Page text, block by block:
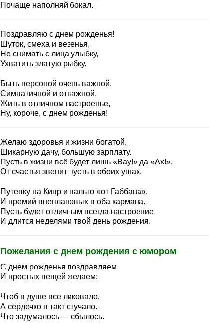
Почаще наполняй бокал.
Поздравляю с днем рожденья!
Шуток, смеха и везенья,
Не снимать с лица улыбку,
Ухватить златую рыбку.
Быть персоной очень важной,
Симпатичной и отважной,
Жить в отличном настроенье,
Ну, короче, с днем рожденья!
Желаю здоровья и жизни богатой,
Шикарную дачу, большую зарплату.
Пусть в жизни всё будет лишь «Вау!» да «Ах!»,
От счастья звенит пусть в обоих ушах.
Путевку на Кипр и пальто «от Габбана».
И премий внеплановых в оба кармана.
Пусть будет отличным всегда настроение
И длится неделями твой день рождения.
Пожелания с днем рождения с юмором
С днем рожденья поздравляем
И простых вещей желаем:
Чтоб в душе все ликовало,
А сердечко в такт стучало.
Что задумалось — сбылось.